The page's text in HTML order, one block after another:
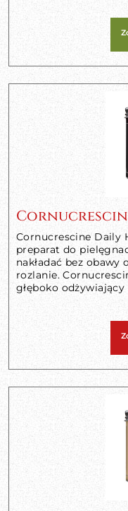
Cornucrescine Daily
preparat do
nakładać bez
rozlanie.
głęboko